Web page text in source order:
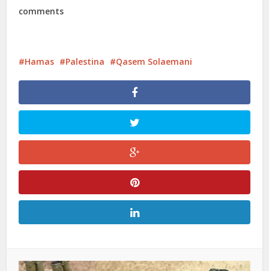
comments
Hamas Palestina Qasem Solaemani